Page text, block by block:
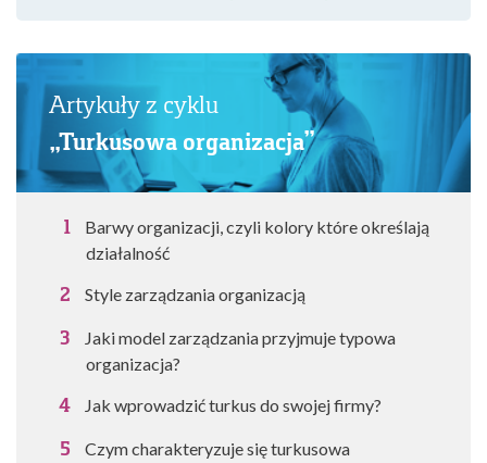
Artykuły z cyklu
„Turkusowa organizacja”
Barwy organizacji, czyli kolory które określają
działalność
Style zarządzania organizacją
Jaki model zarządzania przyjmuje typowa
organizacja?
Jak wprowadzić turkus do swojej firmy?
Czym charakteryzuje się turkusowa